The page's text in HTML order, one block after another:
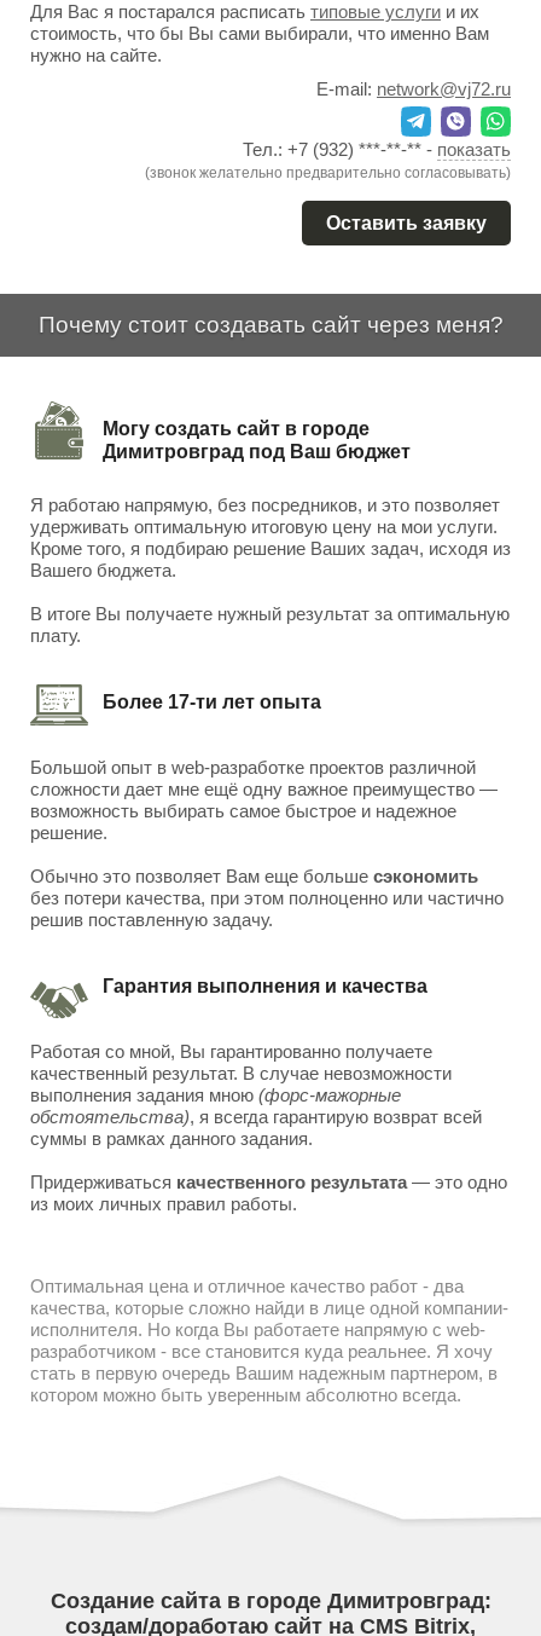
Для Вас я постарался расписать типовые услуги и их
стоимость, что бы Вы сами выбирали, что именно Вам
нужно на сайте.
E-mail: network@vj72.ru
Тел.: +7 (932) ***-**-** - показать
(звонок желательно предварительно согласовывать)
Оставить заявку
Почему стоит создавать сайт через меня?
Могу создать сайт в городе
Димитровград под Ваш бюджет
Я работаю напрямую, без посредников, и это позволяет
удерживать оптимальную итоговую цену на мои услуги.
Кроме того, я подбираю решение Ваших задач, исходя из
Вашего бюджета.
В итоге Вы получаете нужный результат за оптимальную
плату.
Более 17-ти лет опыта
Большой опыт в web-разработке проектов различной
сложности дает мне ещё одну важное преимущество —
возможность выбирать самое быстрое и надежное
решение.
Обычно это позволяет Вам еще больше сэкономить
без потери качества, при этом полноценно или частично
решив поставленную задачу.
Гарантия выполнения и качества
Работая со мной, Вы гарантированно получаете
качественный результат. В случае невозможности
выполнения задания мною (форс-мажорные
обстоятельства), я всегда гарантирую возврат всей
суммы в рамках данного задания.
Придерживаться качественного результата— это одно
из моих личных правил работы.
Оптимальная цена и отличное качество работ - два
качества, которые сложно найди в лице одной компании-
исполнителя. Но когда Вы работаете напрямую с web-
разработчиком - все становится куда реальнее. Я хочу
стать в первую очередь Вашим надежным партнером, в
котором можно быть уверенным абсолютно всегда.
Создание сайта в городе Димитровград:
создам/доработаю сайт на CMS Bitrix,